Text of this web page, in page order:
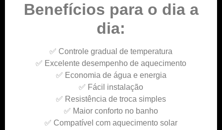
Benefícios para o dia a
dia:
✅ Controle gradual de temperatura
✅ Excelente desempenho de aquecimento
✅ Economia de água e energia
✅ Fácil instalação
✅ Resistência de troca simples
✅ Maior conforto no banho
✅ Compatível com aquecimento solar